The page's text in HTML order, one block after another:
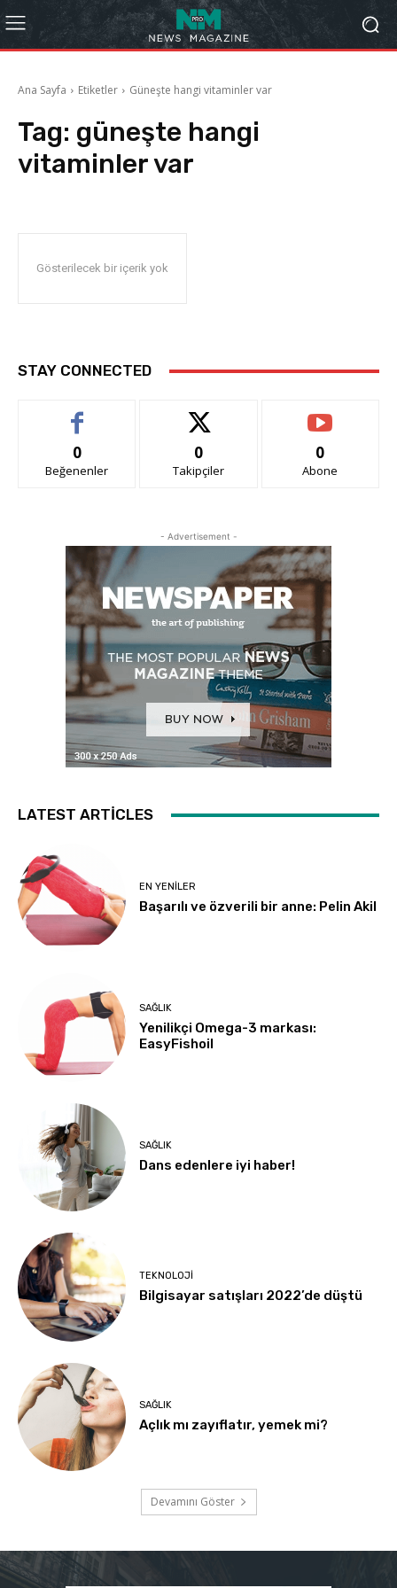
Ana Sayfa Etiketler Güneşte hangi vitaminler var
Tag: güneşte hangi
vitaminler var
Gösterilecek bir içerik yok
STAY CONNECTED
0
Beğenenler
0
Takipçiler
0
Abone
- Advertisement -
LATEST ARTICLES
EN YENILER
Başarılı ve özverili bir anne: Pelin Akil
SAĞLIK
Yenilikçi Omega-3 markası:
EasyFishoil
SAĞLIK
Dans edenlere iyi haber!
TEKNOLOJI
Bilgisayar satışları 2022’de düştü
SAĞLIK
Açlık mı zayıflatır, yemek mi?
Devamını Göster